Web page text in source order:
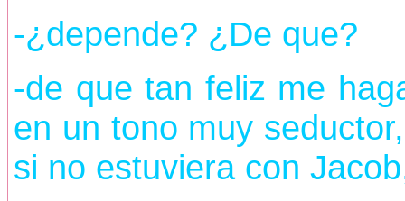
-¿depende? ¿De que?
-de que tan feliz me
en un tono muy
si no estuviera con